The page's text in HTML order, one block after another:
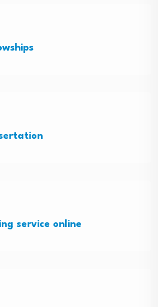
service online